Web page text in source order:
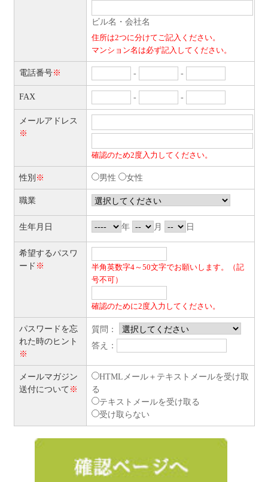
ビル名・会社名
住所は2つに分けてご記入ください。
マンション名は必ず記入してください。
電話番号※ - -
FAX - -
メールアドレス
※
確認のため2度入力してください。
性別 ※ 男性 女性
職業
生年月日 年 月 日
希望するパスワ
ード ※
半角英数字4～50文字でお願いします。（記
号不可）
確認のために2度入力してください。
パスワードを忘
れた時のヒント
※
質問：
答え：
メールマガジン
送付について ※
HTMLメール＋テキストメールを受け取
る
テキストメールを受け取る
受け取らない